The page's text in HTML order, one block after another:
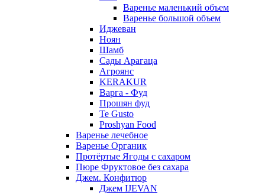
Варенье маленький объем
Варенье большой объем
Иджеван
Ноян
Шамб
Сады Арагаца
Агроянс
KERAKUR
Варга - Фуд
Прошян фуд
Te Gusto
Proshyan Food
Варенье лечебное
Варенье Органик
Протёртые Ягоды с сахаром
Пюре Фруктовое без сахара
Джем. Конфитюр
Джем IJEVAN